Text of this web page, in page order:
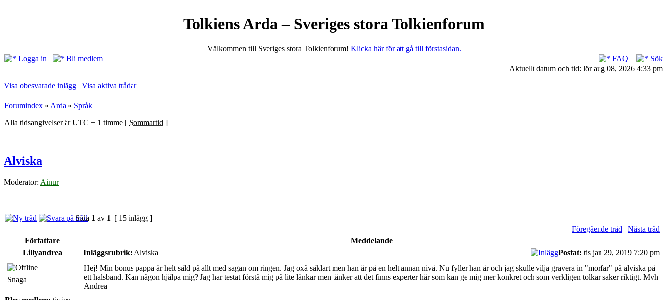
Tolkiens Arda – Sveriges stora Tolkienforum
Välkommen till Sveriges stora Tolkienforum! Klicka här för att gå till förstasidan.
Logga in
Bli medlem FAQ
Sök
Aktuellt datum och tid: lör aug 08, 2026 4:33 pm
Visa obesvarade inlägg | Visa aktiva trådar
Forumindex » Arda » Språk
Alla tidsangivelser är UTC + 1 timme [ Sommartid ]
Alviska
Moderator: Ainur
Sida 1 av 1 [ 15 inlägg ]
Föregående tråd | Nästa tråd
Författare
Meddelande
Lillyandrea
Inläggsrubrik: Alviska Postat: tis jan 29, 2019 7:20 pm
Snaga
Hej! Min bonus pappa är helt såld på allt med sagan om ringen. Jag oxå såklart men han är på en helt annan nivå. Nu fyller han år och jag skulle vilja gravera in "morfar" på alviska på
ett halsband. Kan någon hjälpa mig? Jag har testat förstå mig på lite länkar men tänker att det finns experter här som kan ge mig mer konkret och som verkligen tolkar saker riktigt. Mvh
Andrea